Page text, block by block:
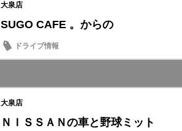
大泉店
SUGO CAFE 。からの
ドライブ情報
大泉店
ＮＩＳＳＡＮの車と野球ミット